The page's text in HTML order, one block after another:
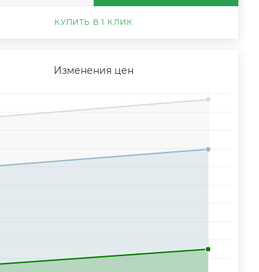
КУПИТЬ В 1 КЛИК
Изменения цен